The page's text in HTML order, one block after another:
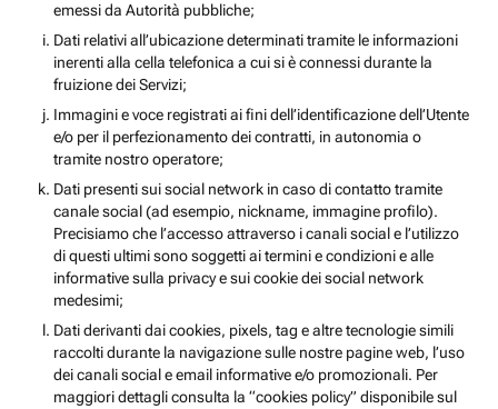
emessi da Autorità pubbliche;
Dati relativi all’ubicazione determinati tramite le informazioni
inerenti alla cella telefonica a cui si è connessi durante la
fruizione dei Servizi;
Immagini e voce registrati ai fini dell’identificazione dell’Utente
e/o per il perfezionamento dei contratti, in autonomia o
tramite nostro operatore;
Dati presenti sui social network in caso di contatto tramite
canale social (ad esempio, nickname, immagine profilo).
Precisiamo che l’accesso attraverso i canali social e l’utilizzo
di questi ultimi sono soggetti ai termini e condizioni e alle
informative sulla privacy e sui cookie dei social network
medesimi;
Dati derivanti dai cookies, pixels, tag e altre tecnologie simili
raccolti durante la navigazione sulle nostre pagine web, l’uso
dei canali social e email informative e/o promozionali. Per
maggiori dettagli consulta la “cookies policy” disponibile sul